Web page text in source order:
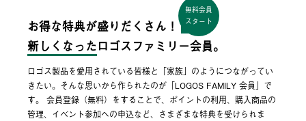
お得な特典が盛りだくさん！
無料会員
スタート
新しくなった ロゴスファミリー会員。
ロゴス製品を愛用されている皆様と「家族」のようにつながってい
きたい。そんな思いから作られたのが「LOGOS FAMILY 会員」で
す。 会員登録（無料）をすることで、ポイントの利用、購入商品の
管理、イベント参加への申込など、さまざまな特典を受けられま